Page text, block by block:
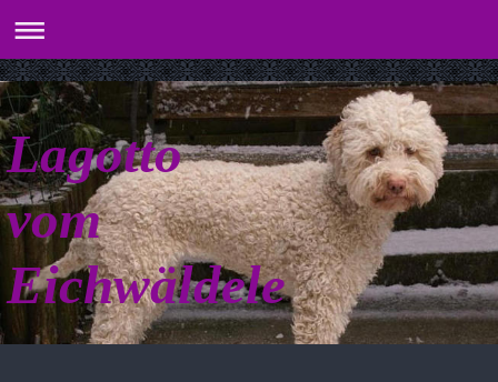
Lagotto
vom
Eichwäldele